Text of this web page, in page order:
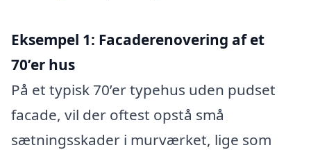
Eksempel 1: Facaderenovering af et
70’er hus
På et typisk 70’er typehus uden pudset
facade, vil der oftest opstå små
sætningsskader i murværket, lige som